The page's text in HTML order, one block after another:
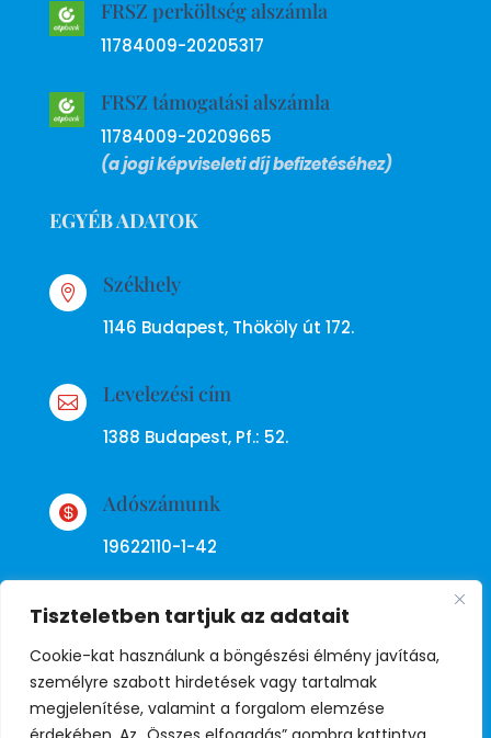
Tiszteletben tartjuk az adatait
Cookie-kat használunk a böngészési élmény javítása,
személyre szabott hirdetések vagy tartalmak
megjelenítése, valamint a forgalom elemzése
FRSZ perköltség alszámla
11784009-20205317
FRSZ támogatási alszámla
11784009-20209665
(a jogi képviseleti díj befizetéséhez)
EGYÉB ADATOK
 Székhely
1146 Budapest, Thököly út 172.
 Levelezési cím
1388 Budapest, Pf.: 52.
 Adószámunk
19622110-1-42
Adatkezelési tájékoztató